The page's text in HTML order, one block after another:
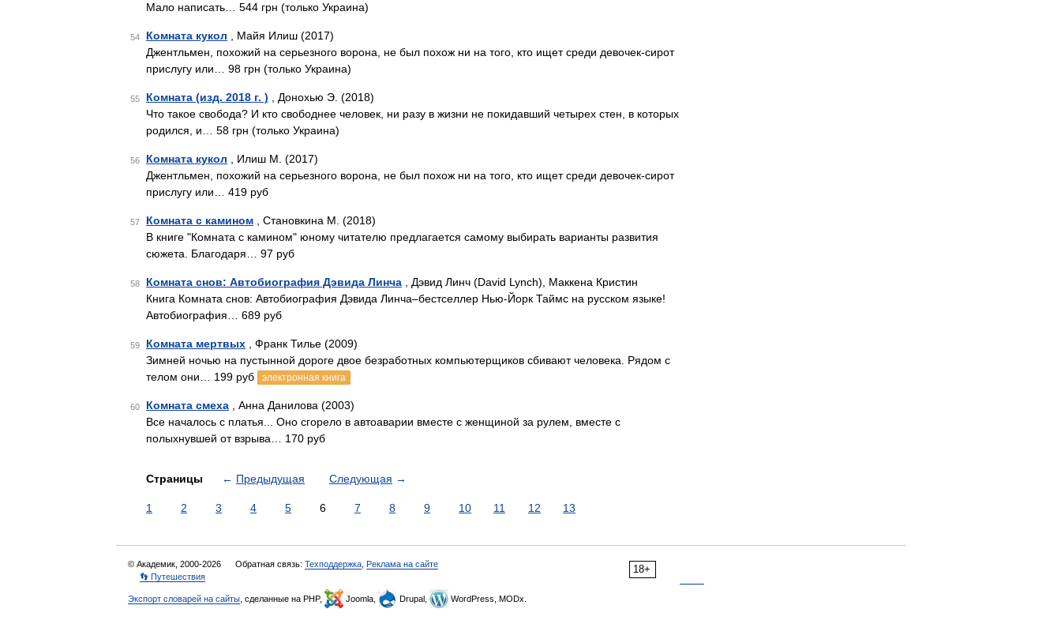
Мало написать… 544 грн (только Украина)
54 Комната кукол , Майя Илиш (2017)
Джентльмен, похожий на серьезного ворона, не был похож ни на того, кто ищет среди девочек-сирот
прислугу или… 98 грн (только Украина)
55 Комната (изд. 2018 г. ) , Донохью Э. (2018)
Что такое свобода? И кто свободнее человек, ни разу в жизни не покидавший четырех стен, в которых
родился, и… 58 грн (только Украина)
56 Комната кукол , Илиш М. (2017)
Джентльмен, похожий на серьезного ворона, не был похож ни на того, кто ищет среди девочек-сирот
прислугу или… 419 руб
57 Комната с камином , Становкина М. (2018)
В книге "Комната с камином" юному читателю предлагается самому выбирать варианты развития
сюжета. Благодаря… 97 руб
58 Комната снов: Автобиография Дэвида Линча , Дэвид Линч (David Lynch), Маккена Кристин
Книга Комната снов: Автобиография Дэвида Линча–бестселлер Нью-Йорк Таймс на русском языке!
Автобиография… 689 руб
59 Комната мертвых , Франк Тилье (2009)
Зимней ночью на пустынной дороге двое безработных компьютерщиков сбивают человека. Рядом с
телом они… 199 руб
электронная книга
60 Комната смеха , Анна Данилова (2003)
Все началось с платья... Оно сгорело в автоаварии вместе с женщиной за рулем, вместе с
полыхнувшей от взрыва… 170 руб
Страницы ← Предыдущая Следующая →
1 2 3 4 5 6 7 8 9 10 11 12 13
18+
© Академик, 2000-2026 Обратная связь: Техподдержка Реклама на сайте
👣 Путешествия
Экспорт словарей на сайты , сделанные на PHP, Joomla, Drupal, WordPress, MODx.